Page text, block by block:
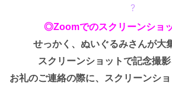
?
◎Zoomでのスクリーンショ
せっかく、ぬいぐるみさんが大
スクリーンショットで記念撮影
お礼のご連絡の際に、スクリーンシ